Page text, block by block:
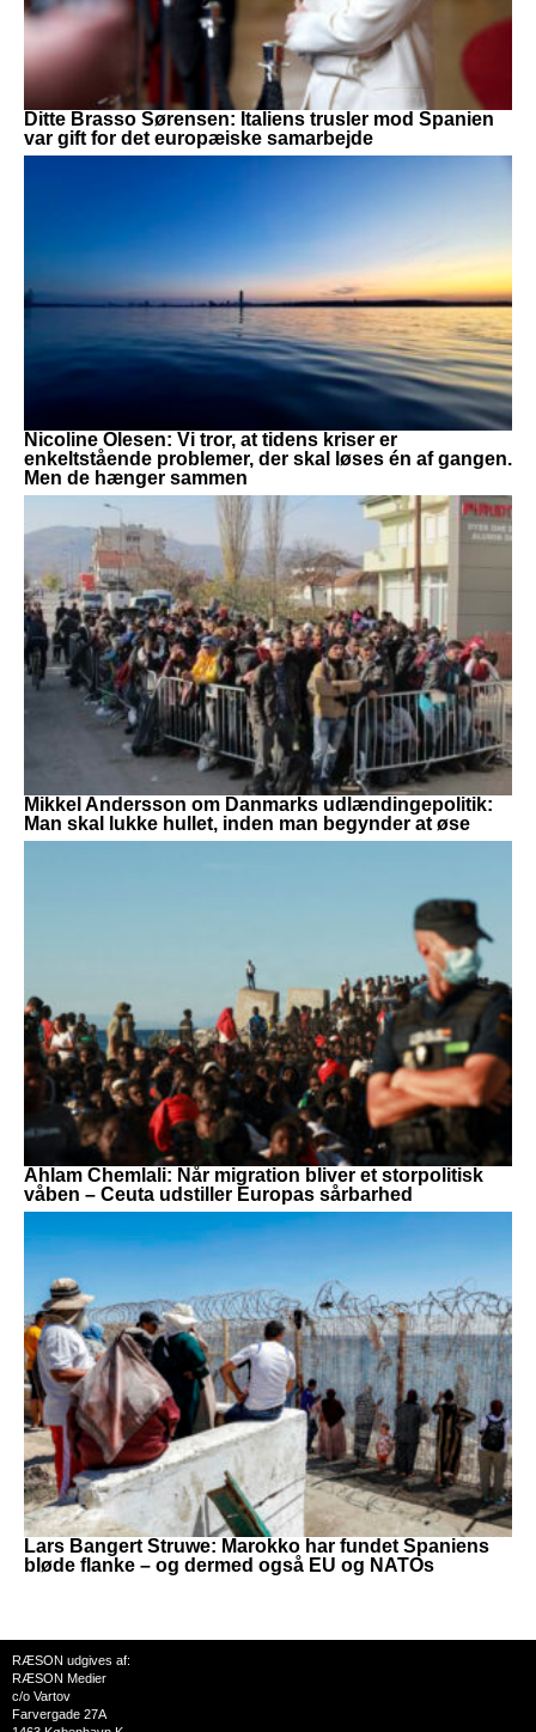
Ditte Brasso Sørensen: Italiens trusler mod Spanien
var gift for det europæiske samarbejde
Nicoline Olesen: Vi tror, at tidens kriser er
enkeltstående problemer, der skal løses én af gangen.
Men de hænger sammen
Mikkel Andersson om Danmarks udlændingepolitik:
Man skal lukke hullet, inden man begynder at øse
Ahlam Chemlali: Når migration bliver et storpolitisk
våben – Ceuta udstiller Europas sårbarhed
Lars Bangert Struwe: Marokko har fundet Spaniens
bløde flanke – og dermed også EU og NATOs
RÆSON udgives af:
RÆSON Medier
c/o Vartov
Farvergade 27A